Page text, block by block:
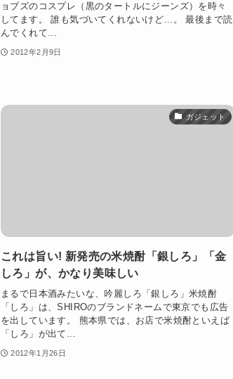
ョブズのコスプレ（黒のタートルにジーンズ）を時々
してます。 誰も気づいてくれないけど…。 最後まで読
んでくれて...
2012年2月9日
ガジェット
これは旨い! 新発売の米焼酎「銀しろ」「金
しろ」が、かなり美味しい
まるで日本酒みたいな、吟麗しろ「銀しろ」米焼酎
「しろ」は、SHIROのブランドネームで東京でも広告
を出しています。 熊本県では、お店で米焼酎といえば
「しろ」が出て...
2012年1月26日